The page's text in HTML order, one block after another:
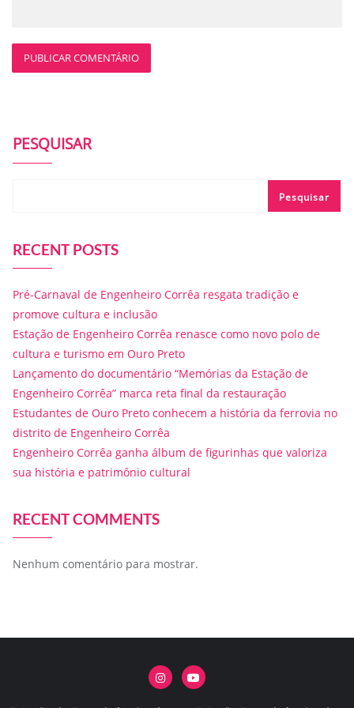
PESQUISAR
Pesquisar
RECENT POSTS
Pré-Carnaval de Engenheiro Corrêa resgata tradição e
promove cultura e inclusão
Estação de Engenheiro Corrêa renasce como novo polo de
cultura e turismo em Ouro Preto
Lançamento do documentário “Memórias da Estação de
Engenheiro Corrêa” marca reta final da restauração
Estudantes de Ouro Preto conhecem a história da ferrovia no
distrito de Engenheiro Corrêa
Engenheiro Corrêa ganha álbum de figurinhas que valoriza
sua história e patrimônio cultural
RECENT COMMENTS
Nenhum comentário para mostrar.